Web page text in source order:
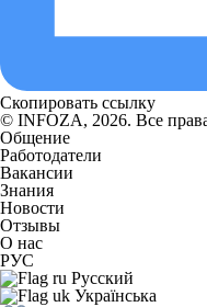
Скопировать ссылку
© INFOZA, 2026. Все
Общение
Работодатели
Вакансии
Знания
Новости
Отзывы
О нас
РУС
Русский
Українська